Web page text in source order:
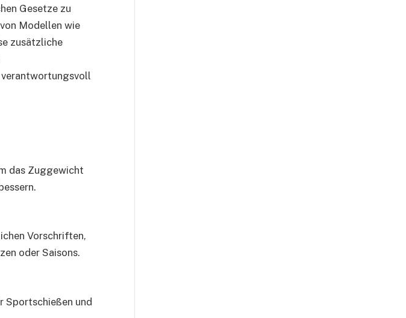
Gesetze zu
Modellen wie
zusätzliche
das Zuggewicht
Vorschriften,
oder Saisons.
Sportschießen und